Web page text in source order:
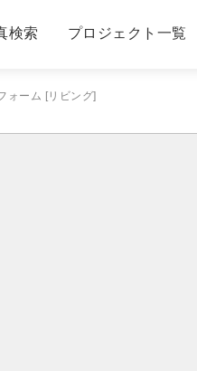
検索 プロジェクト一覧
ォーム [リビング]